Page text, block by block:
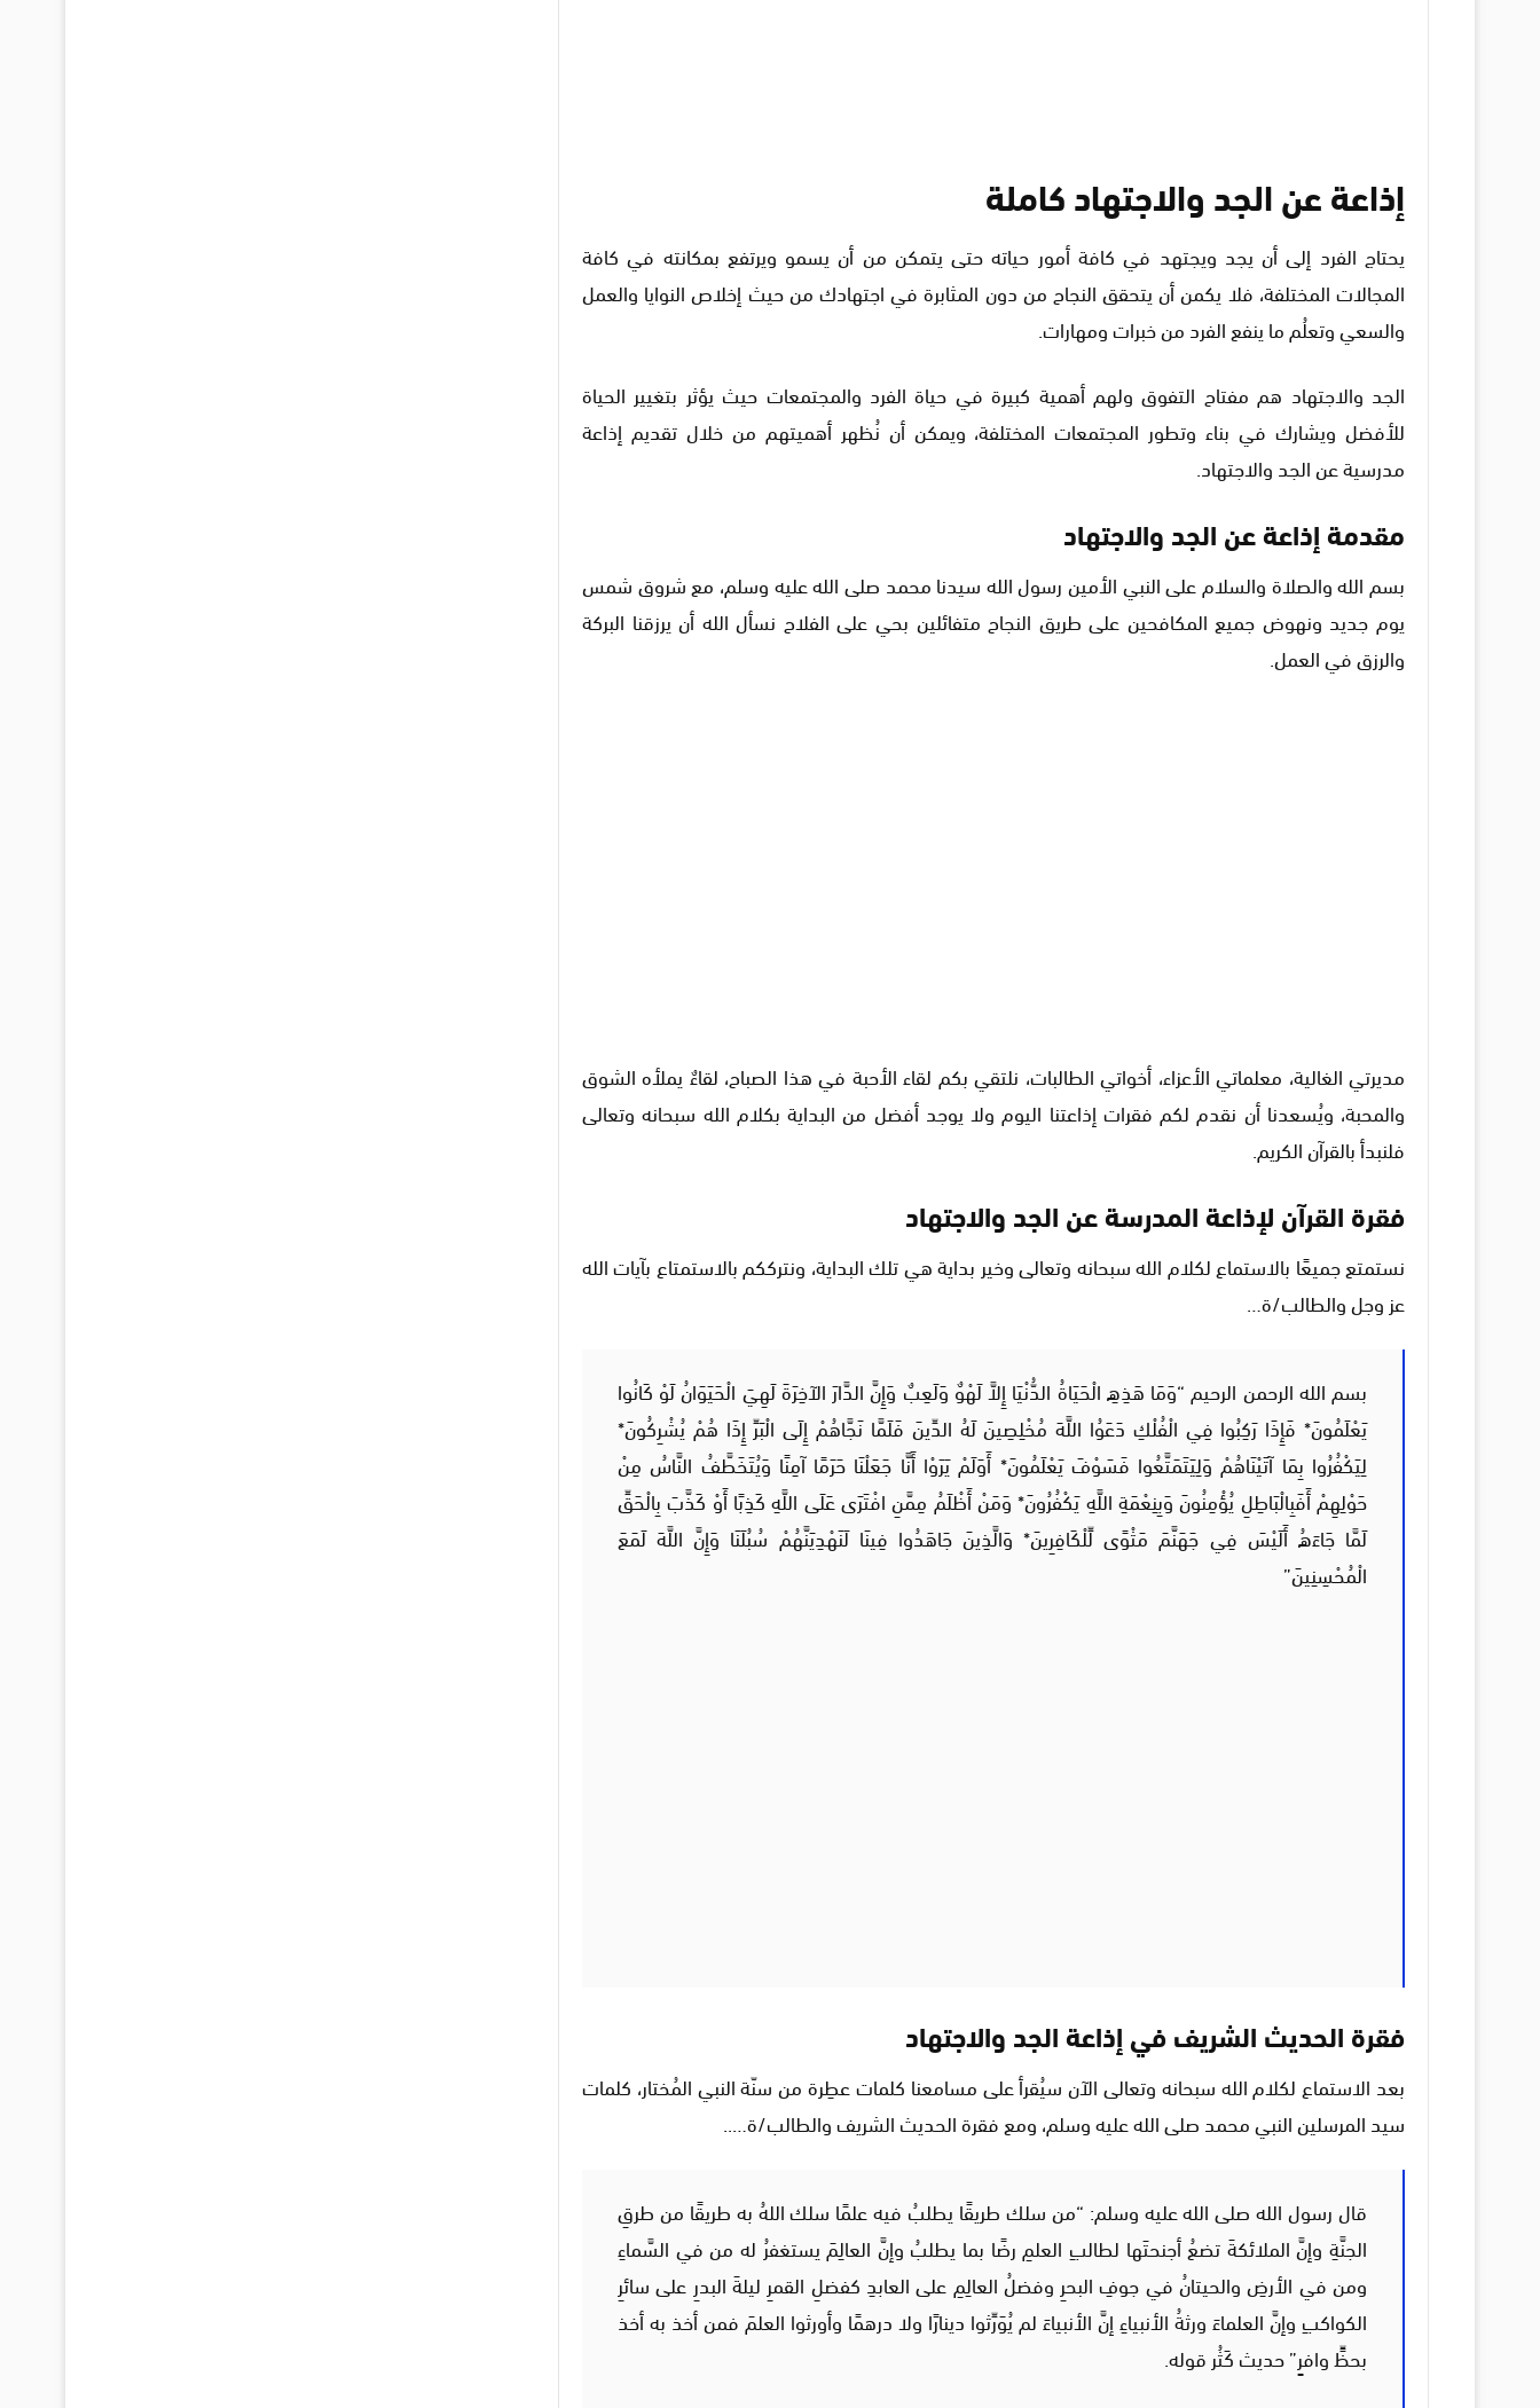
إذاعة عن الجد والاجتهاد كاملة
يحتاج الفرد إلى أن يجد ويجتهد في كافة أمور حياته حتى يتمكن من أن يسمو ويرتفع بمكانته في كافة
المجالات المختلفة، فلا يكمن أن يتحقق النجاح من دون المثابرة في اجتهادك من حيث إخلاص النوايا والعمل
والسعي وتعلُم ما ينفع الفرد من خبرات ومهارات.
الجد والاجتهاد هم مفتاح التفوق ولهم أهمية كبيرة في حياة الفرد والمجتمعات حيث يؤثر بتغيير الحياة
للأفضل ويشارك في بناء وتطور المجتمعات المختلفة، ويمكن أن نُظهر أهميتهم من خلال تقديم إذاعة
مدرسية عن الجد والاجتهاد.
مقدمة إذاعة عن الجد والاجتهاد
بسم الله والصلاة والسلام على النبي الأمين رسول الله سيدنا محمد صلى الله عليه وسلم، مع شروق شمس
يوم جديد ونهوض جميع المكافحين على طريق النجاح متفائلين بحي على الفلاح نسأل الله أن يرزقنا البركة
والرزق في العمل.
مديرتي الغالية، معلماتي الأعزاء، أخواتي الطالبات، نلتقي بكم لقاء الأحبة في هذا الصباح، لقاءٌ يملأه الشوق
والمحبة، ويُسعدنا أن نقدم لكم فقرات إذاعتنا اليوم ولا يوجد أفضل من البداية بكلام الله سبحانه وتعالى
فلنبدأ بالقرآن الكريم.
فقرة القرآن لإذاعة المدرسة عن الجد والاجتهاد
نستمتع جميعًا بالاستماع لكلام الله سبحانه وتعالى وخير بداية هي تلك البداية، ونترككم بالاستمتاع بآيات الله
عز وجل والطالب/ة…
بسم الله الرحمن الرحيم “وَمَا هَذِهِ الْحَيَاةُ الدُّنْيَا إِلاَّ لَهْوٌ وَلَعِبٌ وَإِنَّ الدَّارَ الآخِرَةَ لَهِيَ الْحَيَوَانُ لَوْ كَانُوا
يَعْلَمُونَ* فَإِذَا رَكِبُوا فِي الْفُلْكِ دَعَوُا اللَّهَ مُخْلِصِينَ لَهُ الدِّينَ فَلَمَّا نَجَّاهُمْ إِلَى الْبَرِّ إِذَا هُمْ يُشْرِكُونَ*
لِيَكْفُرُوا بِمَا آتَيْنَاهُمْ وَلِيَتَمَتَّعُوا فَسَوْفَ يَعْلَمُونَ* أَوَلَمْ يَرَوْا أَنَّا جَعَلْنَا حَرَمًا آمِنًا وَيُتَخَطَّفُ النَّاسُ مِنْ
حَوْلِهِمْ أَفَبِالْبَاطِلِ يُؤْمِنُونَ وَبِنِعْمَةِ اللَّهِ يَكْفُرُونَ* وَمَنْ أَظْلَمُ مِمَّنِ افْتَرَى عَلَى اللَّهِ كَذِبًا أَوْ كَذَّبَ بِالْحَقِّ
لَمَّا جَاءَهُ أَلَيْسَ فِي جَهَنَّمَ مَثْوًى لِّلْكَافِرِينَ* وَالَّذِينَ جَاهَدُوا فِينَا لَنَهْدِيَنَّهُمْ سُبُلَنَا وَإِنَّ اللَّهَ لَمَعَ
الْمُحْسِنِينَ”
فقرة الحديث الشريف في إذاعة الجد والاجتهاد
بعد الاستماع لكلام الله سبحانه وتعالى الآن سيُقرأ على مسامعنا كلمات عطِرة من سنّة النبي المُختار، كلمات
سيد المرسلين النبي محمد صلى الله عليه وسلم، ومع فقرة الحديث الشريف والطالب/ة…..
قال رسول الله صلى الله عليه وسلم: “من سلك طريقًا يطلبُ فيه علمًا سلك اللهُ به طريقًا من طرقِ
الجنَّةِ وإنَّ الملائكةَ تضعُ أجنحتَها لطالبِ العلمِ رضًا بما يطلبُ وإنَّ العالِمَ يستغفرُ له من في السَّماءِ
ومن في الأرضِ والحيتانُ في جوفِ البحرِ وفضلُ العالِمِ على العابدِ كفضلِ القمرِ ليلةَ البدرِ على سائرِ
الكواكبِ وإنَّ العلماءَ ورثةُ الأنبياءِ إنَّ الأنبياءَ لم يُوَرِّثوا دينارًا ولا درهمًا وأورثوا العلمَ فمن أخذ به أخذ
بحظٍّ وافرٍ” حديث كَثُر قوله.